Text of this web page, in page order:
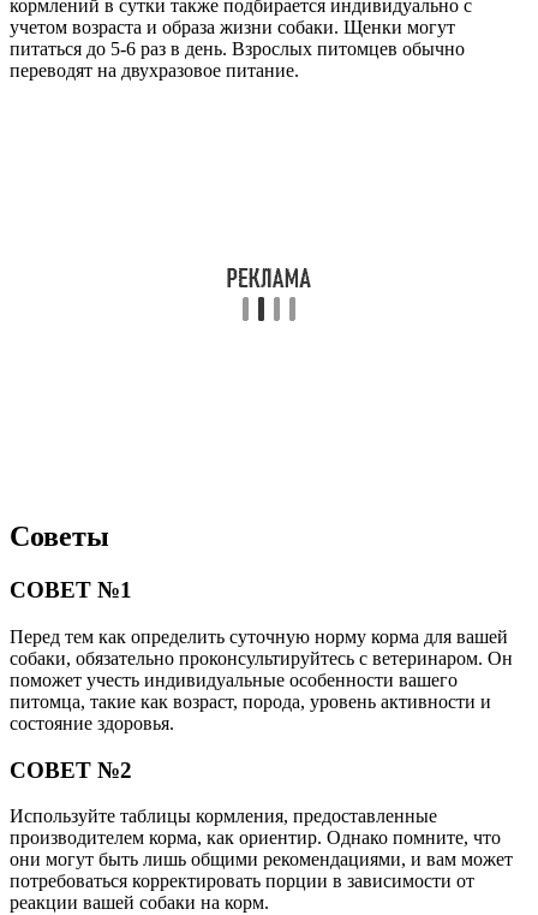
кормлений в сутки также подбирается индивидуально с
учетом возраста и образа жизни собаки. Щенки могут
питаться до 5-6 раз в день. Взрослых питомцев обычно
переводят на двухразовое питание.
Советы
СОВЕТ №1
Перед тем как определить суточную норму корма для вашей
собаки, обязательно проконсультируйтесь с ветеринаром. Он
поможет учесть индивидуальные особенности вашего
питомца, такие как возраст, порода, уровень активности и
состояние здоровья.
СОВЕТ №2
Используйте таблицы кормления, предоставленные
производителем корма, как ориентир. Однако помните, что
они могут быть лишь общими рекомендациями, и вам может
потребоваться корректировать порции в зависимости от
реакции вашей собаки на корм.